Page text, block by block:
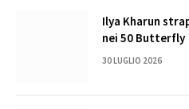
Ilya Kharun
nei 50 Butterfly
30 LUGLIO 2026